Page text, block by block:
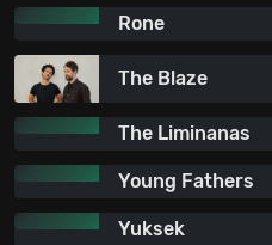
Rone
The Blaze
The Liminanas
Young Fathers
Yuksek